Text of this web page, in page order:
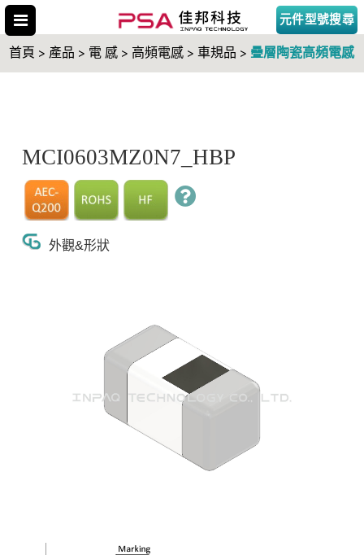
元件型號搜尋
首頁 > 產品 > 電 感 > 高頻電感 > 車規品 > 疊層陶瓷高頻電感
MCI0603MZ0N7_HBP
外觀&形狀